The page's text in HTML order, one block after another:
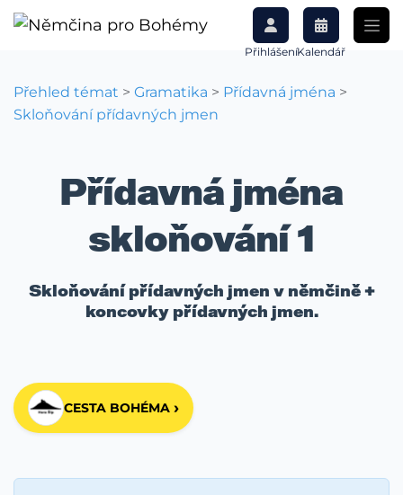
PřihlášeníKalendář
Přehled témat > Gramatika > Přídavná jména >
Skloňování přídavných jmen
Přídavná jména
skloňování 1
Skloňování přídavných jmen v němčině +
koncovky přídavných jmen.
CESTA BOHÉMA ›